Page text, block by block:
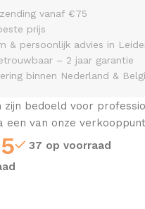
vanaf €75
prijs
& persoonlijk advies in
– 2 jaar garantie
binnen Nederland &
zijn bedoeld voor
een van onze
37 op voorraad